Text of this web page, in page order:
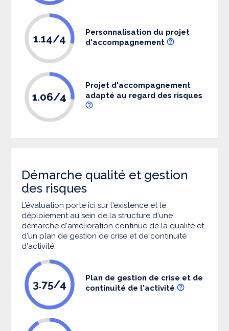
1.14/4
Personnalisation du projet
d'accompagnement
1.06/4
Projet d'accompagnement
adapté au regard des risques
Démarche qualité et gestion
des risques
L’évaluation porte ici sur l'existence et le
déploiement au sein de la structure d'une
démarche d'amélioration continue de la qualité et
d'un plan de gestion de crise et de continuité
d'activité.
3.75/4
Plan de gestion de crise et de
continuité de l'activité